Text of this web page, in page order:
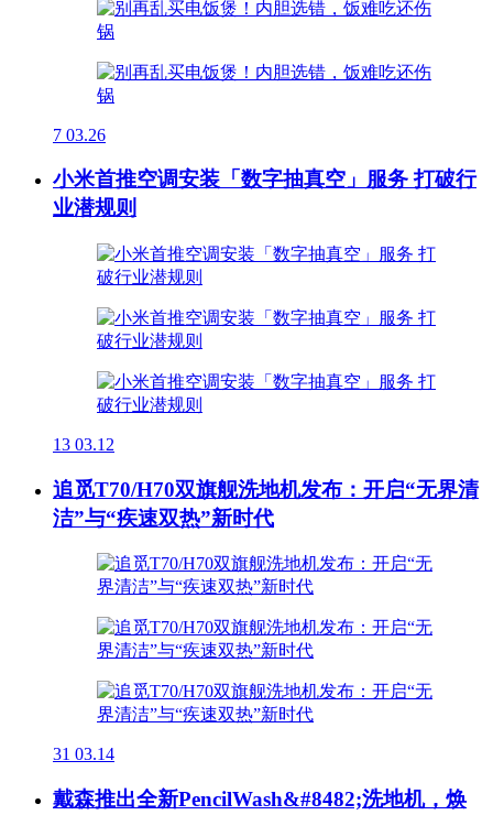
7 03.26
小米首推空调安装「数字抽真空」服务 打破行
业潜规则
13 03.12
追觅T70/H70双旗舰洗地机发布：开启“无界清
洁”与“疾速双热”新时代
31 03.14
戴森推出全新PencilWash&#8482;洗地机，焕